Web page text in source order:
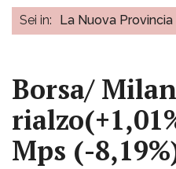
Sei in: La Nuova Provincia
Borsa/
Mps (-